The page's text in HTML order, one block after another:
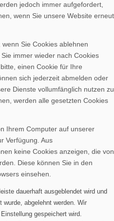
jedoch immer aufgefordert,
wenn Sie unsere Website erneut
Sie Cookies ablehnen
immer wieder nach Cookies
einen Cookie für Ihre
sich jederzeit abmelden oder
Dienste vollumfänglich nutzen zu
werden alle gesetzten Cookies
Ihrem Computer auf unserer
Verfügung. Aus
keine Cookies anzeigen, die von
Diese können Sie in den
einsehen.
dauerhaft ausgeblendet wird und
abgelehnt werden. Wir
gespeichert wird.